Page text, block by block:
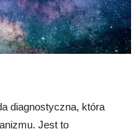
diagnostyczna, która
Jest to